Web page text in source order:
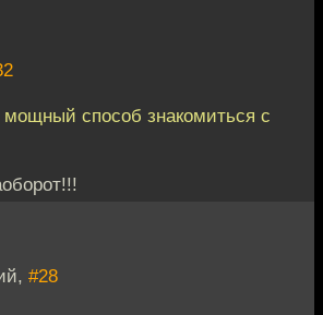
мощный способ знакомиться с
#28